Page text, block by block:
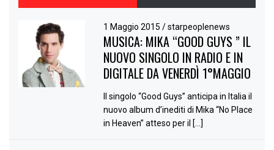
1 Maggio 2015/ starpeoplenews
MUSICA: MIKA “GOOD GUYS ” IL
NUOVO SINGOLO IN RADIO E IN
DIGITALE DA VENERDÌ 1°MAGGIO
Il singolo “Good Guys” anticipa in Italia il
nuovo album d’inediti di Mika “No Place
in Heaven” atteso per il […]